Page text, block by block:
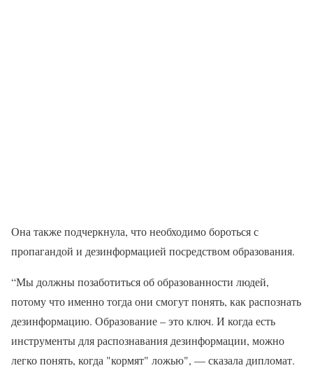
Она также подчеркнула, что необходимо бороться с
пропагандой и дезинформацией посредством образования.
“Мы должны позаботиться об образованности людей,
потому что именно тогда они смогут понять, как распознать
дезинформацию. Образование – это ключ. И когда есть
инструменты для распознавания дезинформации, можно
легко понять, когда "кормят" ложью", — сказала дипломат.